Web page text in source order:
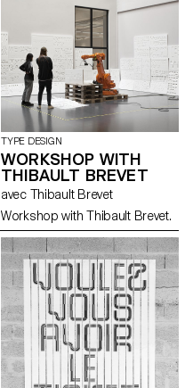
TYPE DESIGN
WORKSHOP WITH
THIBAULT BREVET
avec Thibault Brevet
Workshop with Thibault Brevet.